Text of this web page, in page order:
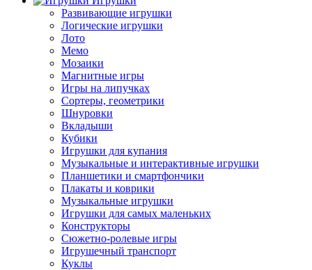
Развивающие игрушки
Логические игрушки
Лото
Мемо
Мозаики
Магнитные игры
Игры на липучках
Сортеры, геометрики
Шнуровки
Вкладыши
Кубики
Игрушки для купания
Музыкальные и интерактивные игрушки
Планшетики и смартфончики
Плакаты и коврики
Музыкальные игрушки
Игрушки для самых маленьких
Конструкторы
Сюжетно-ролевые игры
Игрушечный транспорт
Куклы